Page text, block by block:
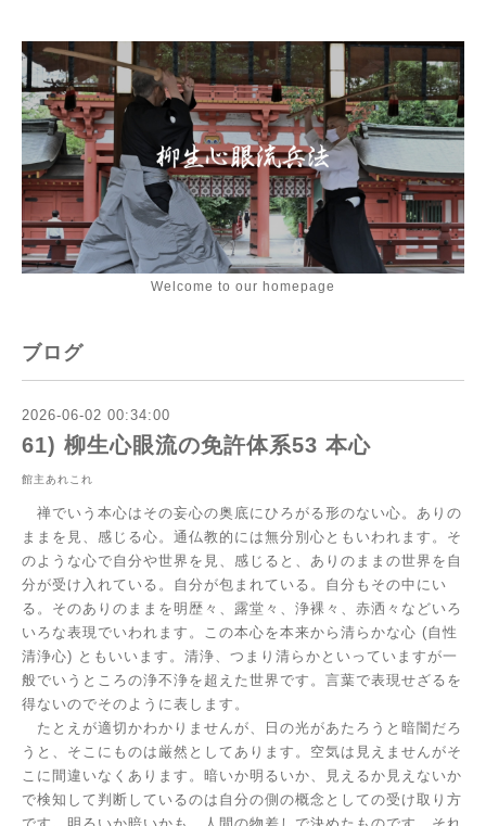
Welcome to our homepage
ブログ
2026-06-02 00:34:00
61) 柳生心眼流の免許体系53 本心
館主あれこれ
禅でいう本心はその妄心の奥底にひろがる形のない心。ありの
ままを見、感じる心。通仏教的には無分別心ともいわれます。そ
のような心で自分や世界を見、感じると、ありのままの世界を自
分が受け入れている。自分が包まれている。自分もその中にい
る。そのありのままを明歴々、露堂々、浄裸々、赤洒々などいろ
いろな表現でいわれます。この本心を本来から清らかな心 (自性
清浄心) ともいいます。清浄、つまり清らかといっていますが一
般でいうところの浄不浄を超えた世界です。言葉で表現せざるを
得ないのでそのように表します。
たとえが適切かわかりませんが、日の光があたろうと暗闇だろ
うと、そこにものは厳然としてあります。空気は見えませんがそ
こに間違いなくあります。暗いか明るいか、見えるか見えないか
で検知して判断しているのは自分の側の概念としての受け取り方